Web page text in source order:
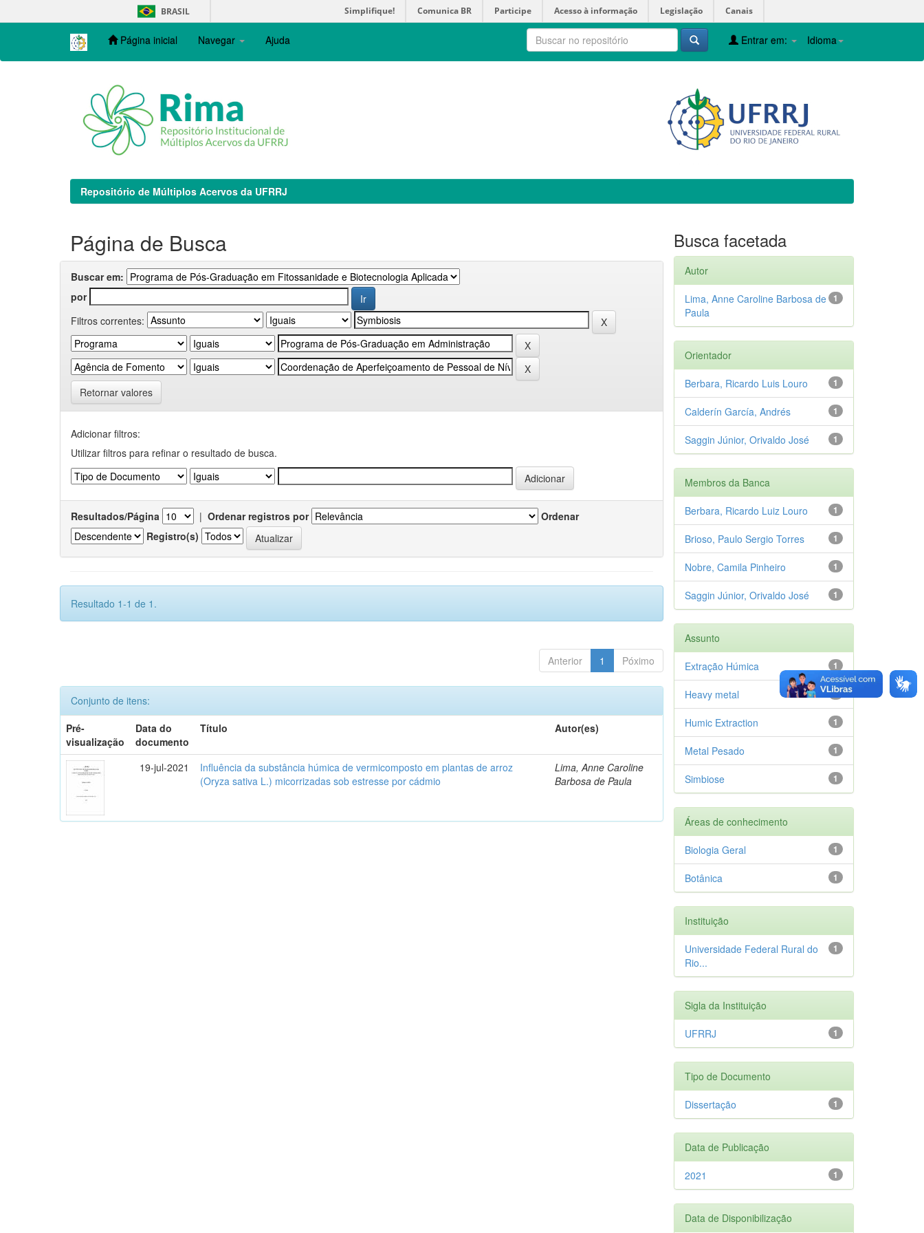
navigation
BRASIL Simplifique! Comunica BR Participe Acesso à informação Legislação Canais
Página inicial Navegar Ajuda Idioma
Entrar em:
Repositório de Múltiplos Acervos da UFRRJ
Página de Busca
Buscar em:
por
Filtros correntes:
Retornar valores
Adicionar filtros:
Utilizar filtros para refinar o resultado de busca.
Resultados/Página | Ordenar registros por
Ordenar
Registro(s)
Resultado 1-1 de 1.
Anterior 1 Póximo
Conjunto de itens:
Pré-
visualização
Data do
documento
Título Autor(es)
19-jul-2021
Influência da substância húmica de vermicomposto em plantas de arroz
(Oryza sativa L.) micorrizadas sob estresse por cádmio
Lima, Anne Caroline
Barbosa de Paula
Busca facetada
Autor
1
Lima, Anne Caroline Barbosa de
Paula
Orientador
1
Berbara, Ricardo Luis Louro
1
Calderín García, Andrés
1
Saggin Júnior, Orivaldo José
Membros da Banca
1
Berbara, Ricardo Luiz Louro
1
Brioso, Paulo Sergio Torres
1
Nobre, Camila Pinheiro
1
Saggin Júnior, Orivaldo José
Assunto
1
Extração Húmica
1
Heavy metal
1
Humic Extraction
1
Metal Pesado
1
Simbiose
Áreas de conhecimento
1
Biologia Geral
1
Botânica
Instituição
1
Universidade Federal Rural do
Rio...
Sigla da Instituição
1
UFRRJ
Tipo de Documento
1
Dissertação
Data de Publicação
1
2021
Data de Disponibilização